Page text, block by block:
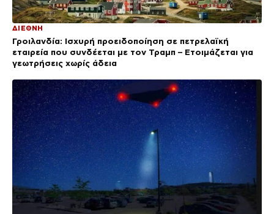
ΔΙΕΘΝΗ
Γροιλανδία: Ισχυρή προειδοποίηση σε πετρελαϊκή
εταιρεία που συνδέεται με τον Τραμπ – Ετοιμάζεται για
γεωτρήσεις χωρίς άδεια